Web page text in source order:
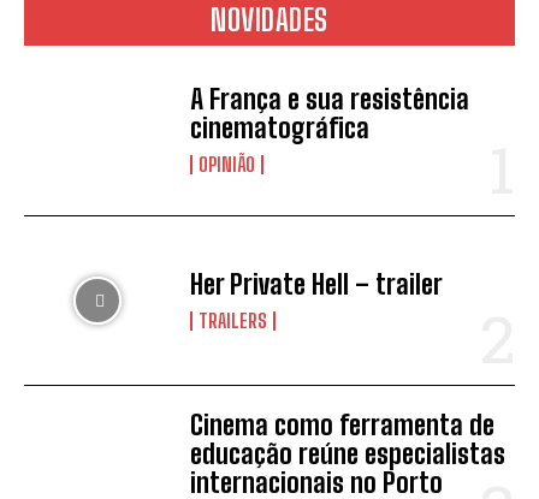
NOVIDADES
A França e sua resistência
cinematográfica
OPINIÃO
Her Private Hell – trailer
TRAILERS
Cinema como ferramenta de
educação reúne especialistas
internacionais no Porto